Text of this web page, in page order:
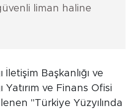
liman haline
İletişim Başkanlığı ve
Yatırım ve Finans Ofisi
"Türkiye Yüzyılında